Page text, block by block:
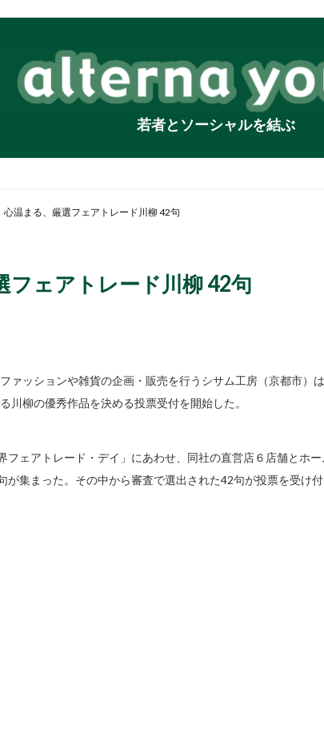
若者とソーシャルを結ぶ
心温まる、厳選フェアトレード川柳 42句
フェアトレード川柳 42句
ァッションや雑貨の企画・販売を行うシサム工房（京都市）
川柳の優秀作品を決める投票受付を開始した。
フェアトレード・デイ」にあわせ、同社の直営店６店舗とホ
が集まった。その中から審査で選出された42句が投票を受け